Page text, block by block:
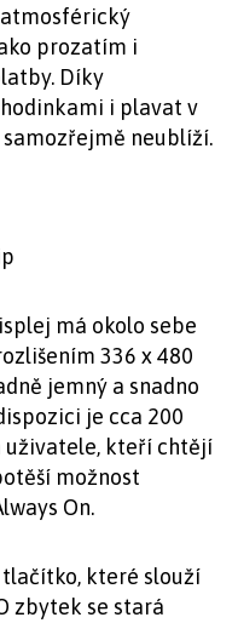
prozatím i
Díky
i plavat v
samozřejmě neublíží.
má okolo sebe
336 x 480
jemný a snadno
je cca 200
uživatele, kteří chtějí
možnost
On.
které slouží
zbytek se stará